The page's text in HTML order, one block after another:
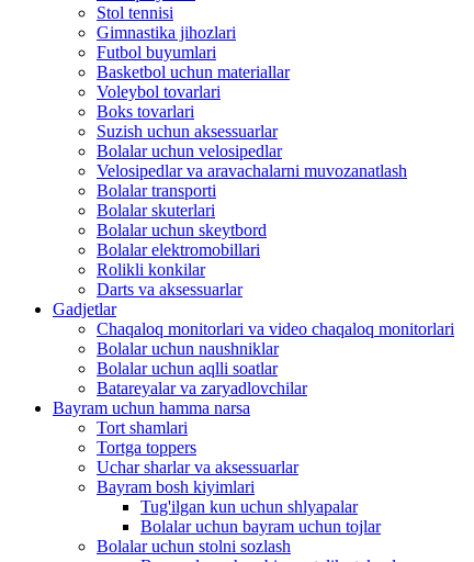
Stol tennisi
Gimnastika jihozlari
Futbol buyumlari
Basketbol uchun materiallar
Voleybol tovarlari
Boks tovarlari
Suzish uchun aksessuarlar
Bolalar uchun velosipedlar
Velosipedlar va aravachalarni muvozanatlash
Bolalar transporti
Bolalar skuterlari
Bolalar uchun skeytbord
Bolalar elektromobillari
Rolikli konkilar
Darts va aksessuarlar
Gadjetlar
Chaqaloq monitorlari va video chaqaloq monitorlari
Bolalar uchun naushniklar
Bolalar uchun aqlli soatlar
Batareyalar va zaryadlovchilar
Bayram uchun hamma narsa
Tort shamlari
Tortga toppers
Uchar sharlar va aksessuarlar
Bayram bosh kiyimlari
Tug'ilgan kun uchun shlyapalar
Bolalar uchun bayram uchun tojlar
Bolalar uchun stolni sozlash